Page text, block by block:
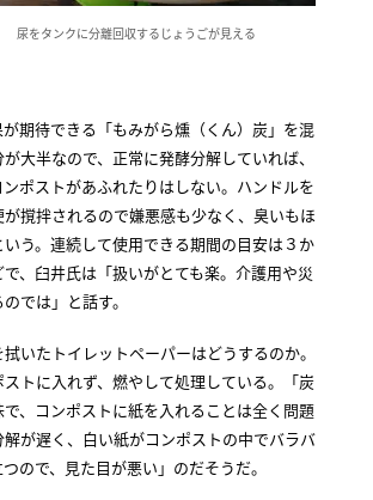
尿をタンクに分離回収するじょうごが見える
期待できる「もみがら燻（くん）炭」を混
大半なので、正常に発酵分解していれば、
ポストがあふれたりはしない。ハンドルを
撹拌されるので嫌悪感も少なく、臭いもほ
いう。連続して使用できる期間の目安は３か
、臼井氏は「扱いがとても楽。介護用や災
では」と話す。
いたトイレットペーパーはどうするのか。
トに入れず、燃やして処理している。「炭
、コンポストに紙を入れることは全く問題
が遅く、白い紙がコンポストの中でバラバ
ので、見た目が悪い」のだそうだ。